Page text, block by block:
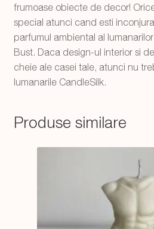
frumoase obiecte de decor!
special atunci cand esti
parfumul ambiental al
Bust. Daca design-ul interior si
cheie ale casei tale, atunci nu
lumanarile CandleSilk.
Produse similare